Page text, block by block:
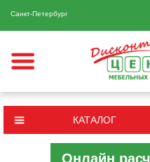
Санкт-Петербург
КАТАЛОГ
Онлайн